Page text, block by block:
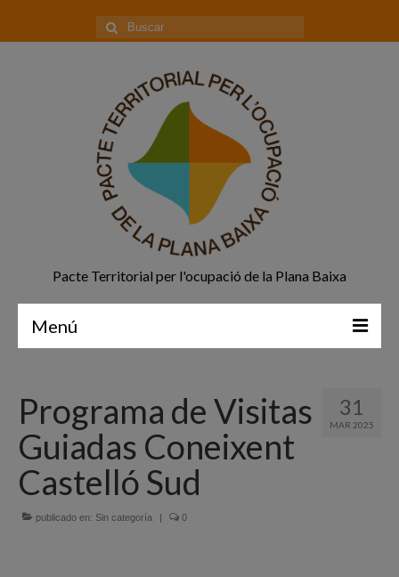
Buscar
por:
Pacte Territorial per l'ocupació de la Plana Baixa
Menú
Quiénes Somos
Programación
Proyectos finalizados
Comunicación
31
MAR 2025
Programa de Visitas
Guiadas Coneixent
Castelló Sud
publicado en: Sin categoría | 0